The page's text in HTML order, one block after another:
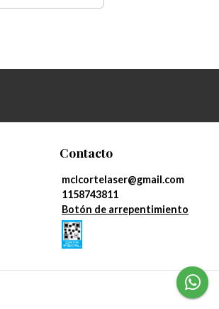
Contacto
mclcortelaser@gmail.com
1158743811
Botón de arrepentimiento